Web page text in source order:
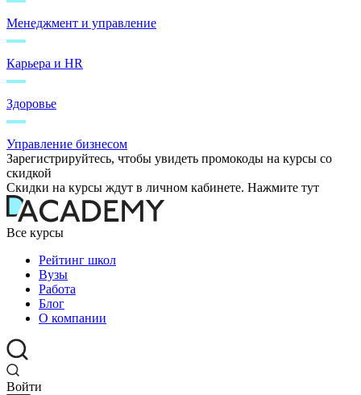
Менеджмент и управление
Карьера и HR
Здоровье
Управление бизнесом
Зарегистрируйтесь, чтобы увидеть промокоды на курсы со
скидкой
Скидки на курсы ждут в личном кабинете. Нажмите тут
Все курсы
Рейтинг школ
Вузы
Работа
Блог
О компании
Войти